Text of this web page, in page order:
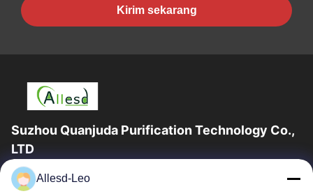
Kirim sekarang
Suzhou Quanjuda Purification Technology Co.,
LTD
Pengalaman 16 tahun, Sebagai produsen dan pengekspor
produk ESD & Cleanroom terkemuka, kami menawarkan jajaran
Allesd-Leo